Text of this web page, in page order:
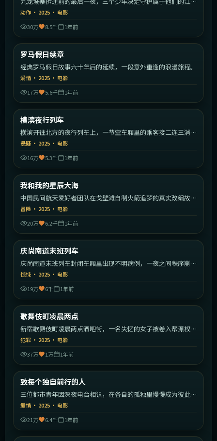
湖。
动作 · 2025 · 电影
30万
8.5千 1年前
最新
罗马假日续章
经典罗马假日故事六十年后的延续，一段意外重逢的浪漫旅程。
爱情 · 2025 · 电影
17万
5.6千 1年前
最新
横滨夜行列车
横滨开往北方的夜行列车上，一节空车厢里的乘客接二连三消
失。
悬疑 · 2025 · 电影
16万
5.3千 1年前
最新
我和我的星辰大海
中国民间航天爱好者团队在戈壁滩自制火箭追梦的真实改编故
事。
冒险 · 2025 · 电影
20万
6.2千 1年前
最新
庆尚南道末班列车
庆尚南道末班列车封闭车厢里出现不明病例，一夜之间秩序崩
塌。
惊悚 · 2025 · 电影
19万
6千 1年前
最新
歌舞伎町凌晨两点
新宿歌舞伎町凌晨两点酒吧街，一名失忆的女子被卷入帮派权力
斗争。
犯罪 · 2025 · 电影
37万
1万 1年前
最新
致每个独自前行的人
三位都市青年因深夜电台相识，在各自的孤独里慢慢成为彼此的
灯塔。
爱情 · 2025 · 电影
21万
6.4千 1年前